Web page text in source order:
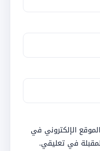
الإلكتروني في
في تعليقي.